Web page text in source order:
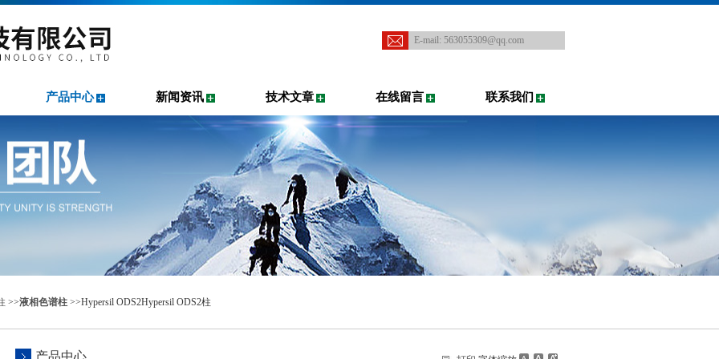
E-mail: 563055309@qq.com
产品中心 新闻资讯 技术文章 在线留言 联系我们
>>液相色谱柱 >>Hypersil ODS2Hypersil ODS2柱
产品中心